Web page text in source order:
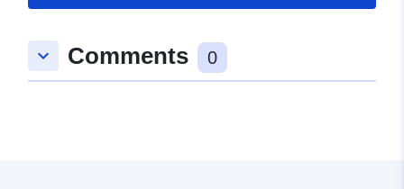
keyboard_arrow_down Comments 0